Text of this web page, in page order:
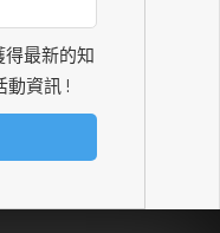
得最新的知
動資訊 !